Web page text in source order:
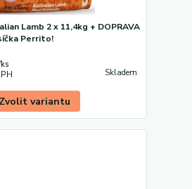
Lamb 2 x 11,4kg + DOPRAVA
Perrito!
ks
Skladem
Zvolit variantu